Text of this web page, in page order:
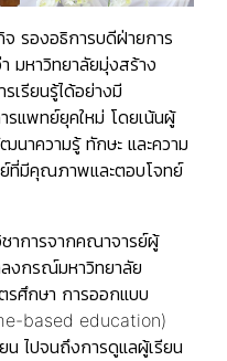
รองอธิการบดีฝ่ายการ
มหาวิทยาลัยมุ่งสร้าง
เรียนรู้ได้อย่างมี
แพทย์ยุคใหม่ โดยเน้นผู้
าความรู้ ทักษะ และความ
ที่มีคุณภาพและตอบโจทย์
าการจากคณาจารย์ผู้
งกรณ์มหาวิทยาลัย
ศึกษา การออกแบบ
based education)
น ไปจนถึงการดูแลผู้เรียน